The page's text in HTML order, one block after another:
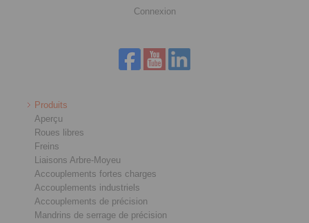
Connexion
Produits
Aperçu
Roues libres
Freins
Liaisons Arbre-Moyeu
Accouplements fortes charges
Accouplements industriels
Accouplements de précision
Mandrins de serrage de précision